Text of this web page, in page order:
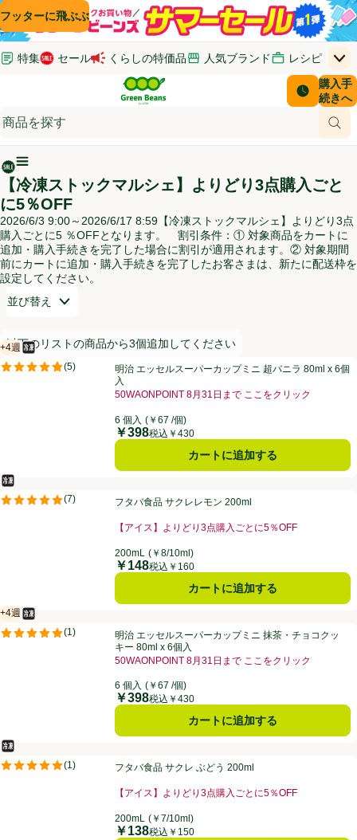
コンテンツに飛ぶ
検索に飛ぶ
フッターに飛ぶ
特集 セール くらしの特価品 人気ブランド レシピ
はじめてのお買い物ガイド
(新しいウィンドウで開く) (新しいウィンドウで開く)
サポート・ヘルプ・お問い合わせ
(新しいウィンドウで開く)
上
Green Beans
商
配送日時
購入手
続きへ
お客さ
￥0
メインメニュ―ボタン
【冷凍ストックマルシェ】よりどり3点購入ごと
に5％OFF
2026/6/3 9:00～2026/6/17 8:59【冷凍ストックマルシェ】よりどり3点
購入ごとに5 ％OFFとなります。 割引条件：① 対象商品をカートに
追加・購入手続きを完了した場合に割引が適用されます。② 対象期間
前にカートに追加・購入手続きを完了したお客さまは、新たに配送枠を
設定してください。
開いて並び替えオプションのリストを見る
並び替え
以下のリストの商品から3個追加してください
情報：
以下のリストの商品から3個追加してください
明治 エッセルスーパーカップミニ 超バニラ 80ml x 6個入
+4週
賞味・消費期限保証：4週間
冷凍食品
(5)
評価は5件のレビューで5点中4.8点。明治 エッセルスーパーカップミニ 超バニラ 80ml x 6個
入
50WAONPOINT 8月31日まで ここをクリック
6 個入 (￥67 /個)
価格
￥398税込￥430
カートに追加する
フタバ食品 サクレレモン 200ml
冷凍食品
(7)
評価は7件のレビューで5点中5.0点。フタバ食品 サクレレモン 200ml
【アイス】よりどり3点購入ごとに5％OFF
200mL (￥8/10ml)
価格
￥148税込￥160
カートに追加する
明治 エッセルスーパーカップミニ 抹茶・チョコクッキー 80ml x 6個入
+4週
賞味・消費期限保証：4週間
冷凍食品
(1)
評価は1件のレビューで5点中5.0点。明治 エッセルスーパーカップミニ 抹茶・チョコクッ
キー 80ml x 6個入
50WAONPOINT 8月31日まで ここをクリック
6 個入 (￥67 /個)
価格
￥398税込￥430
カートに追加する
フタバ食品 サクレ ぶどう 200ml
冷凍食品
(1)
評価は1件のレビューで5点中5.0点。フタバ食品 サクレ ぶどう 200ml
【アイス】よりどり3点購入ごとに5％OFF
200mL (￥7/10ml)
価格
￥138税込￥150